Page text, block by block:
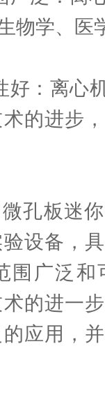
物学、医
：离心机
的进步
板迷你
设备，
围广泛和
的进一
应用，